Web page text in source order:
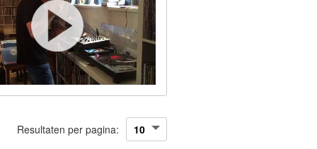
Resultaten per pagina: